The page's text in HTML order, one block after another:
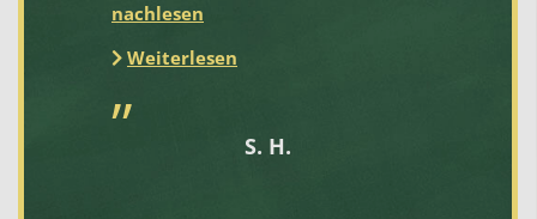
nachlesen
Weiterlesen
S. H.